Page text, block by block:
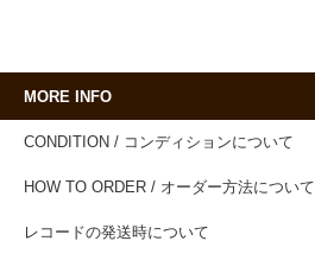
MORE INFO
CONDITION / コンディションについて
HOW TO ORDER / オーダー方法について
レコードの発送時について